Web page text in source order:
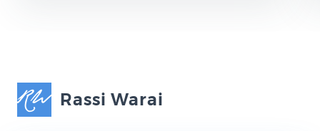
Rassi Warai